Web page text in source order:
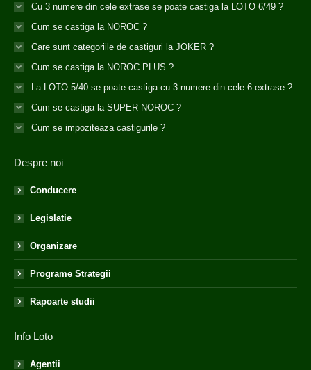
Cu 3 numere din cele extrase se poate castiga la LOTO 6/49 ?
Cum se castiga la NOROC ?
Care sunt categoriile de castiguri la JOKER ?
Cum se castiga la NOROC PLUS ?
La LOTO 5/40 se poate castiga cu 3 numere din cele 6 extrase ?
Cum se castiga la SUPER NOROC ?
Cum se impoziteaza castigurile ?
Despre noi
Conducere
Legislatie
Organizare
Programe Strategii
Rapoarte studii
Info Loto
Agentii